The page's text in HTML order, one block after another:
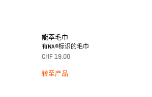
能萃毛巾
有NA®标识的毛巾
CHF 19.00
转至产品